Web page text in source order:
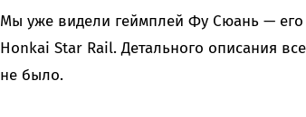
Мы уже видели геймплей Фу Сюань — его
Honkai Star Rail. Детального описания
не было.